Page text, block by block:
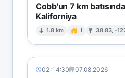
Cobb'un 7 km
Kaliforniya
1.8 km I 38.83, -
02:14:30 07.08.2026